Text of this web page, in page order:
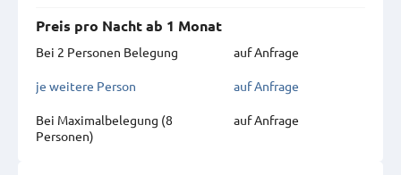
Preis pro Nacht ab 1 Monat
Bei 2 Personen Belegung
auf Anfrage
je weitere Person auf Anfrage
Bei Maximal­belegung (8
Personen)
auf Anfrage